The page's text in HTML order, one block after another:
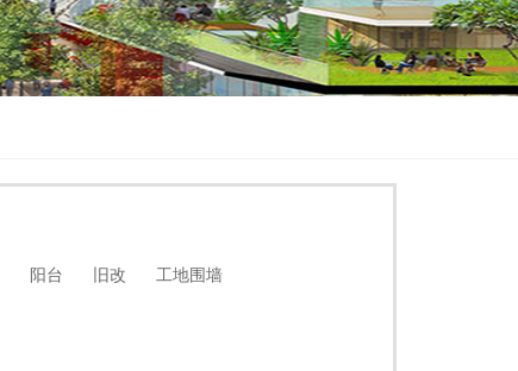
阳台 旧改
工地围墙